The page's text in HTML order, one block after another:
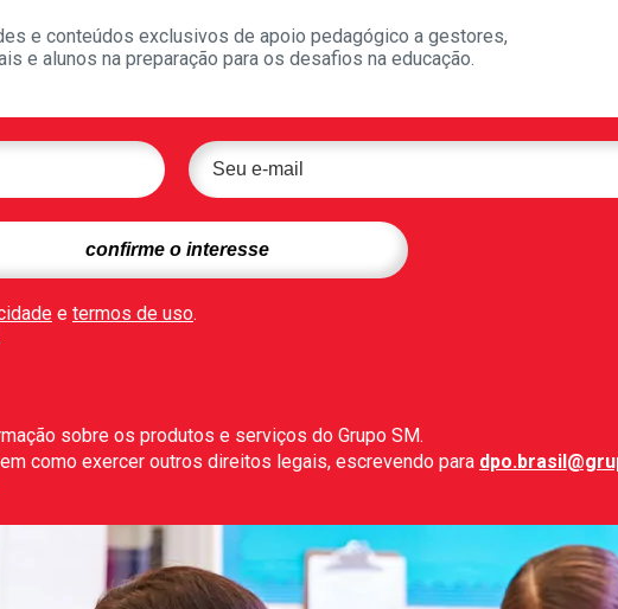
e conteúdos exclusivos de apoio pedagógico a gestores,
e alunos na preparação para os desafios na educação.
e termos de uso.
sobre os produtos e serviços do Grupo SM.
como exercer outros direitos legais, escrevendo para